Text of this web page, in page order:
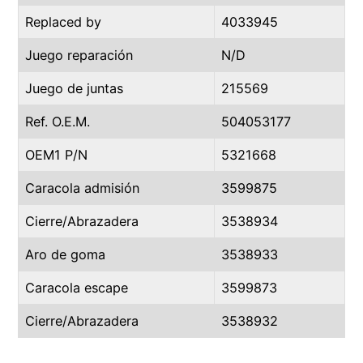
Replaced by 4033945
Juego reparación N/D
Juego de juntas 215569
Ref. O.E.M. 504053177
OEM1 P/N 5321668
Caracola admisión 3599875
Cierre/Abrazadera 3538934
Aro de goma 3538933
Caracola escape 3599873
Cierre/Abrazadera 3538932